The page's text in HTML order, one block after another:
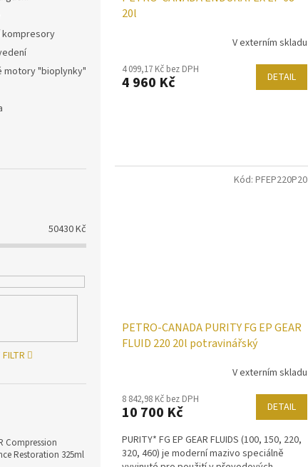
kompresory
motory "bioplynky"
50430Kč
Compression
Restoration 325ml
20l
V externím skladu
4 099,17 Kč bez DPH
4 960 Kč DETAIL
PETRO-CANADA PURITY FG EP GEAR
FLUID 220 20l potravinářský
V externím skladu
8 842,98 Kč bez DPH
10 700 Kč DETAIL
PURITY* FG EP GEAR FLUIDS (100, 150, 220,
320, 460) je moderní mazivo speciálně
Kód: PFEP220P20